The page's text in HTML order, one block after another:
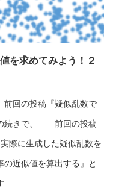
を求めてみよう！２
前回の投稿『疑似乱数で
の続きで、 前回の投稿
際に生成した疑似乱数を
近似値を算出する』と